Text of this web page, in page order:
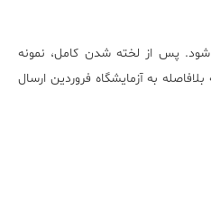
پس از لخته شدن کامل، نمونه
به آزمایشگاه فروردین ارسال